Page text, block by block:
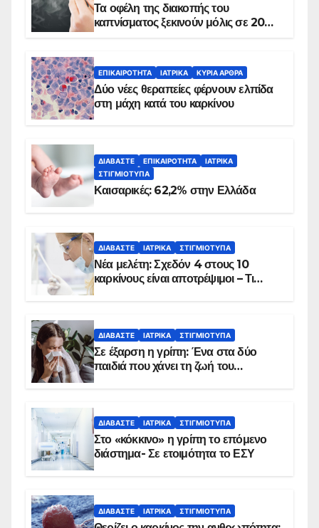
Τα οφέλη της διακοπής του
καπνίσματος ξεκινούν μόλις σε 20
ΕΠΙΚΑΙΡΌΤΗΤΑ ΙΑΤΡΙΚΆ ΚΥΡΙΑ ΑΡΘΡΑ
Δύο νέες θεραπείες φέρνουν ελπίδα
στη μάχη κατά του καρκίνου
ΔΙΑΒΆΣΤΕ ΕΠΙΚΑΙΡΌΤΗΤΑ
ΙΑΤΡΙΚΆ
ΣΤΙΓΜΙΌΤΥΠΑ
Καισαρικές: 62,2% στην Ελλάδα
ΔΙΑΒΆΣΤΕ ΙΑΤΡΙΚΆ ΣΤΙΓΜΙΌΤΥΠΑ
Νέα μελέτη: Σχεδόν 4 στους 10
καρκίνους είναι αποτρέψιμοι – Τι
ΔΙΑΒΆΣΤΕ ΙΑΤΡΙΚΆ ΣΤΙΓΜΙΌΤΥΠΑ
Σε έξαρση η γρίπη: Ένα στα δύο
παιδιά που χάνει τη ζωή του
ΔΙΑΒΆΣΤΕ ΙΑΤΡΙΚΆ ΣΤΙΓΜΙΌΤΥΠΑ
Στο «κόκκινο» η γρίπη το επόμενο
διάστημα- Σε ετοιμότητα το ΕΣΥ
ΔΙΑΒΆΣΤΕ ΙΑΤΡΙΚΆ ΣΤΙΓΜΙΌΤΥΠΑ